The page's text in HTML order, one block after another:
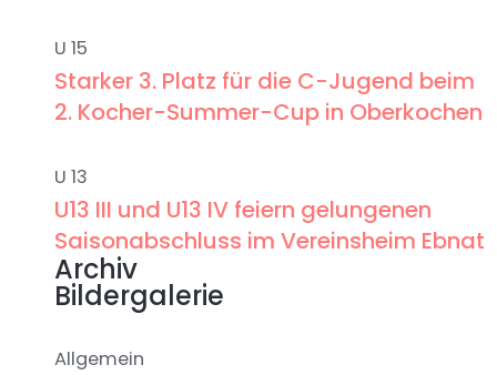
U 15
Starker 3. Platz für die C-Jugend beim
2. Kocher-Summer-Cup in Oberkochen
U 13
U13 III und U13 IV feiern gelungenen
Saisonabschluss im Vereinsheim Ebnat
Archiv
Bildergalerie
Allgemein